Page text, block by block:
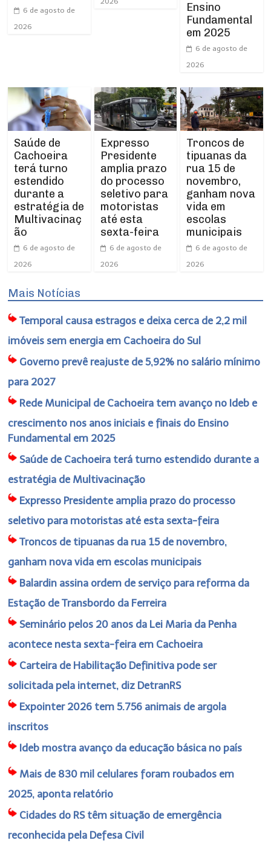
6 de agosto de
2026
Ensino
Fundamental
em 2025
6 de agosto de
2026
Saúde de
Cachoeira
terá turno
estendido
durante a
estratégia de
Multivacinaç
ão
6 de agosto de
2026
Expresso
Presidente
amplia prazo
do processo
seletivo para
motoristas
até esta
sexta-feira
6 de agosto de
2026
Troncos de
tipuanas da
rua 15 de
novembro,
ganham nova
vida em
escolas
municipais
6 de agosto de
2026
Mais Notícias
Temporal causa estragos e deixa cerca de 2,2 mil
imóveis sem energia em Cachoeira do Sul
Governo prevê reajuste de 5,92% no salário mínimo
para 2027
Rede Municipal de Cachoeira tem avanço no Ideb e
crescimento nos anos iniciais e finais do Ensino
Fundamental em 2025
Saúde de Cachoeira terá turno estendido durante a
estratégia de Multivacinação
Expresso Presidente amplia prazo do processo
seletivo para motoristas até esta sexta-feira
Troncos de tipuanas da rua 15 de novembro,
ganham nova vida em escolas municipais
Balardin assina ordem de serviço para reforma da
Estação de Transbordo da Ferreira
Seminário pelos 20 anos da Lei Maria da Penha
acontece nesta sexta-feira em Cachoeira
Carteira de Habilitação Definitiva pode ser
solicitada pela internet, diz DetranRS
Expointer 2026 tem 5.756 animais de argola
inscritos
Ideb mostra avanço da educação básica no país
Mais de 830 mil celulares foram roubados em
2025, aponta relatório
Cidades do RS têm situação de emergência
reconhecida pela Defesa Civil